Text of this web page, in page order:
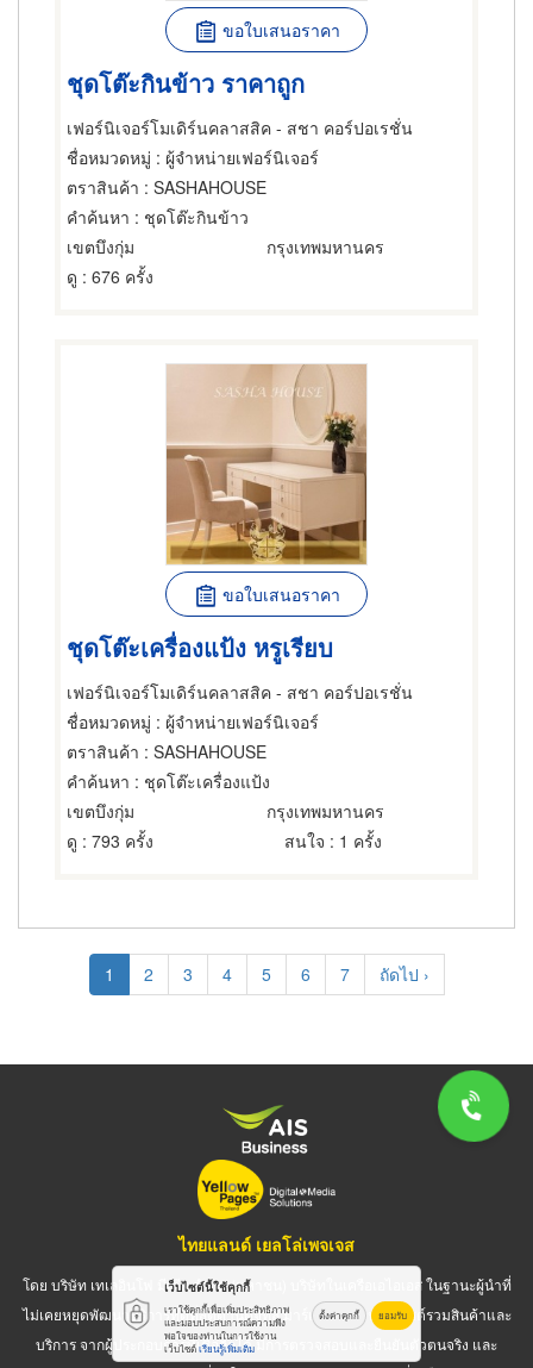
ขอใบเสนอราคา
ชุดโต๊ะกินข้าว ราคาถูก
เฟอร์นิเจอร์โมเดิร์นคลาสสิค - สชา คอร์ปอเรชั่น
ชื่อหมวดหมู่ : ผู้จำหน่ายเฟอร์นิเจอร์
ตราสินค้า : SASHAHOUSE
คำค้นหา : ชุดโต๊ะกินข้าว
เขตบึงกุ่ม
กรุงเทพมหานคร
ดู : 676 ครั้ง
ขอใบเสนอราคา
ชุดโต๊ะเครื่องแป้ง หรูเรียบ
เฟอร์นิเจอร์โมเดิร์นคลาสสิค - สชา คอร์ปอเรชั่น
ชื่อหมวดหมู่ : ผู้จำหน่ายเฟอร์นิเจอร์
ตราสินค้า : SASHAHOUSE
คำค้นหา : ชุดโต๊ะเครื่องแป้ง
เขตบึงกุ่ม
กรุงเทพมหานคร
ดู : 793 ครั้ง สนใจ : 1 ครั้ง
Pagination
Current
page
1 Page
2 Page
3 Page
4 Page
5 Page
6 Page
7
Next
page
ถัดไป ›
ไทยแลนด์ เยลโล่เพจเจส
โดย บริษัท เทเลอินโฟ มีเดีย จำกัด (มหาชน) บริษัทในเครือเอไอเอส ในฐานะผู้นำที่
ไม่เคยหยุดพัฒนาบริการที่ดีที่สุดด้านดิจิทัล มาร์เก็ตติ้ง ผ่านเว็บไซต์รวมสินค้าและ
บริการ จากผู้ประกอบการที่เชื่อถือได้ มีการตรวจสอบและยืนยันตัวตนจริง และ
เว็บไซต์นี้ใช้คุกกี้
เราใช้คุกกี้เพื่อเพิ่มประสิทธิภาพ
และมอบประสบการณ์ความพึง
พอใจของท่านในการใช้งาน
เว็บไซต์เรียนรู้เพิ่มเติม
ตั้งค่าคุกกี้ ยอมรับ